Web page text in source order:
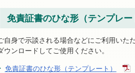
免責証書のひな形（テンプレ
自身で示談される場合などにご利用いた
ウンロードしてご使用ください。
免責証書のひな形（テンプレート）